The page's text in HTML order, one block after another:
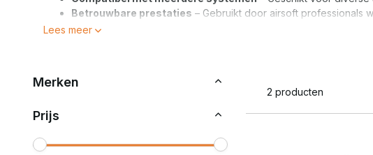
Betrouwbare prestaties – Gebruikt door airsoft professionals
Lees meer
Merken
Prijs
2 producten